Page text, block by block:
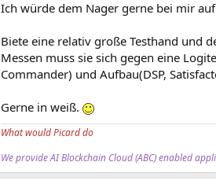
Ich würde dem Nager gerne bei mir
Biete eine relativ große Testhand und
Messen muss sie sich gegen eine
Commander) und Aufbau(DSP,
Gerne in weiß.
What would Picard do
We provide AI Blockchain Cloud (ABC) enabled